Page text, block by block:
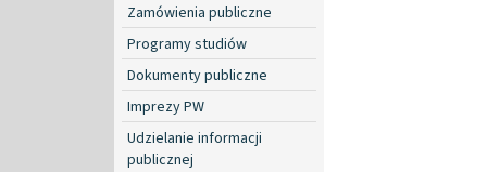
Zamówienia publiczne
Programy studiów
Dokumenty publiczne
Imprezy PW
Udzielanie informacji
publicznej